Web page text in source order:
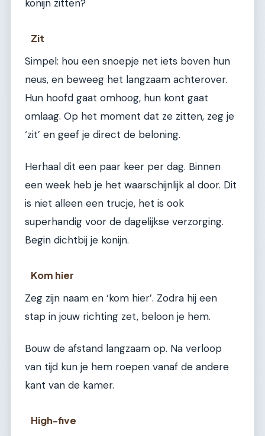
konijn zitten?
Zit
Simpel: hou een snoepje net iets boven hun
neus, en beweeg het langzaam achterover.
Hun hoofd gaat omhoog, hun kont gaat
omlaag. Op het moment dat ze zitten, zeg je
‘zit’ en geef je direct de beloning.
Herhaal dit een paar keer per dag. Binnen
een week heb je het waarschijnlijk al door. Dit
is niet alleen een trucje, het is ook
superhandig voor de dagelijkse verzorging.
Begin dichtbij je konijn.
Kom hier
Zeg zijn naam en ‘kom hier’. Zodra hij een
stap in jouw richting zet, beloon je hem.
Bouw de afstand langzaam op. Na verloop
van tijd kun je hem roepen vanaf de andere
kant van de kamer.
High-five